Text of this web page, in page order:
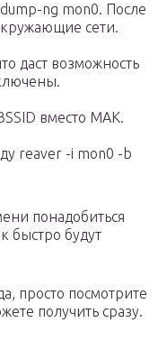
ng mon0. После
сети.
даст возможность
вместо МАК.
reaver -i mon0 -b
понадобиться
быстро будут
просто посмотрите
получить сразу.